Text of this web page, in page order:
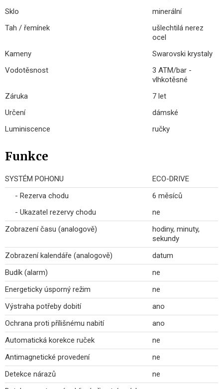
Sklo
minerální
Tah / řemínek
ušlechtilá nerez
ocel
Kameny
Swarovski krystaly
Vodotěsnost
3 ATM/bar -
vlhkotěsné
Záruka
7 let
Určení
dámské
Luminiscence
ručky
Funkce
SYSTÉM POHONU
ECO-DRIVE
- Rezerva chodu
6 měsíců
- Ukazatel rezervy chodu
ne
Zobrazení času (analogově)
hodiny, minuty,
sekundy
Zobrazení kalendáře (analogově)
datum
Budík (alarm)
ne
Energeticky úsporný režim
ne
Výstraha potřeby dobití
ano
Ochrana proti přílišnému nabití
ano
Automatická korekce ruček
ne
Antimagnetické provedení
ne
Detekce nárazů
ne